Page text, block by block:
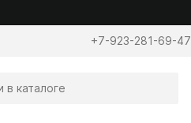
+7-923-281-69-47